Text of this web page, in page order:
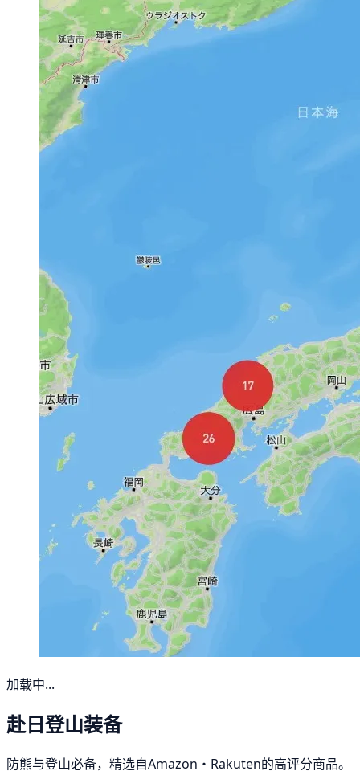
加载中...
赴日登山装备
防熊与登山必备，精选自Amazon・Rakuten的高评分商品。